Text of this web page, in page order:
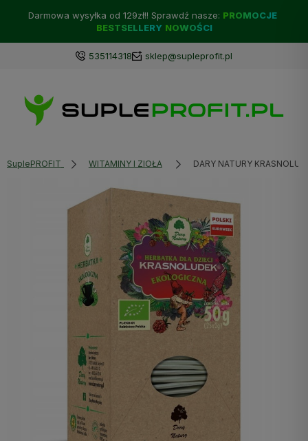
Darmowa wysyłka od 129zł!! Sprawdź nasze: PROMOCJE
BESTSELLERY NOWOŚCI
535114318 sklep@supleprofit.pl
SuplePROFIT WITAMINY I ZIOŁA DARY NATURY